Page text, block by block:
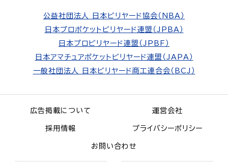
公益社団法人 日本ビリヤード協会（NBA）
日本プロポケットビリヤード連盟（JPBA）
日本プロビリヤード連盟（JPBF）
日本アマチュアポケットビリヤード連盟（JAPA）
一般社団法人 日本ビリヤード商工連合会（BCJ）
広告掲載について 運営会社
採用情報 プライバシーポリシー
お問い合わせ